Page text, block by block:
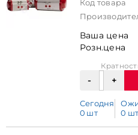
Код товара
Ваша цена
Розн.цена
Сегодня
0 шт
0 шт